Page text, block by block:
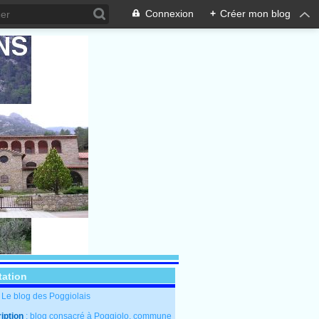
Connexion + Créer mon blog
Le blog des Poggiolais
: blog consacré à Poggiolo, commune